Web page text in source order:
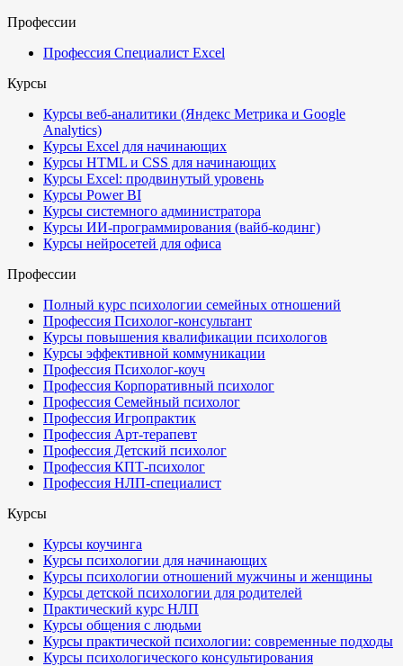
Профессии
Профессия Специалист Excel
Курсы
Курсы веб-аналитики (Яндекс Метрика и Google
Analytics)
Курсы Excel для начинающих
Курсы HTML и CSS для начинающих
Курсы Excel: продвинутый уровень
Курсы Power BI
Курсы системного администратора
Курсы ИИ-программирования (вайб-кодинг)
Курсы нейросетей для офиса
Профессии
Полный курс психологии семейных отношений
Профессия Психолог-консультант
Курсы повышения квалификации психологов
Курсы эффективной коммуникации
Профессия Психолог-коуч
Профессия Корпоративный психолог
Профессия Семейный психолог
Профессия Игропрактик
Профессия Арт-терапевт
Профессия Детский психолог
Профессия КПТ-психолог
Профессия НЛП-специалист
Курсы
Курсы коучинга
Курсы психологии для начинающих
Курсы психологии отношений мужчины и женщины
Курсы детской психологии для родителей
Практический курс НЛП
Курсы общения с людьми
Курсы практической психологии: современные подходы
Курсы психологического консультирования